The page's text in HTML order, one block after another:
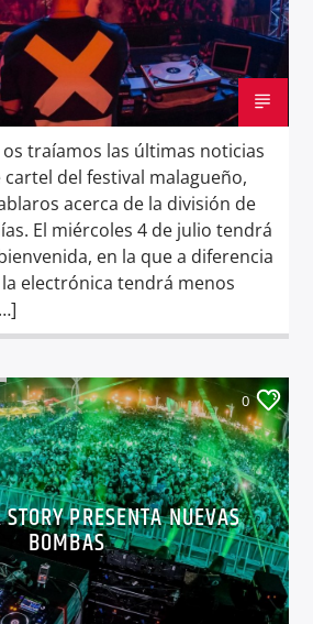
os traíamos las últimas noticias
del festival malagueño,
acerca de la división de
El miércoles 4 de julio tendrá
en la que a diferencia
electrónica tendrá menos
0
PRESENTA NUEVAS
BOMBAS